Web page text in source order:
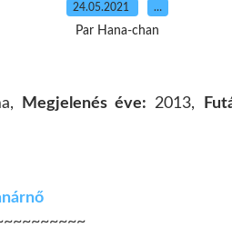
24.05.2021 …
Par Hana-chan
Megjelenés éve: 2013,